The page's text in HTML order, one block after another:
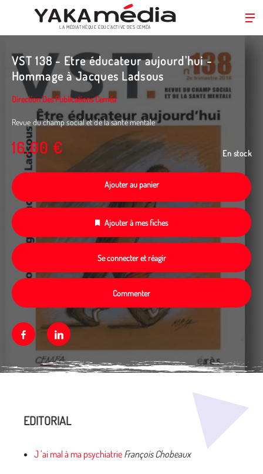
contenu
principal
LA MÉDIATHÈQUE ÉDUC’ACTIVE DES CEMÉA
VST 138 - Etre éducateur aujourd'hui -
Hommage à Jacques Ladsous
Direction Des Publications Ceméa
Revue du champ social et de la santé mentale
16,00 € En stock
Ajouter au panier
Ajouter à mes fiches
Se connecter et réagir
Commenter
FacebookLinkedin
EDITORIAL
J ’ai mal à ma psychiatrie François Chobeaux